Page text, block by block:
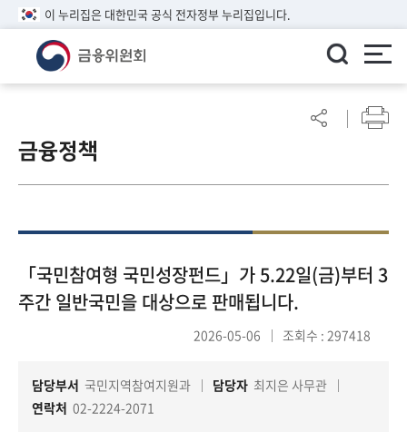
이 누리집은 대한민국 공식 전자정부 누리집입니다.
린
이알
참
여
마
책
금융정책
「국민참여형 국민성장펀드」가 5.22일(금)부터 3
주간 일반국민을 대상으로 판매됩니다.
2026-05-06 조회수 : 297418
담당부서 국민지역참여지원과 담당자 최지은 사무관
연락처 02-2224-2071